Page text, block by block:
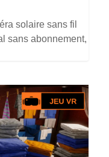
solaire sans fil
sans abonnement,